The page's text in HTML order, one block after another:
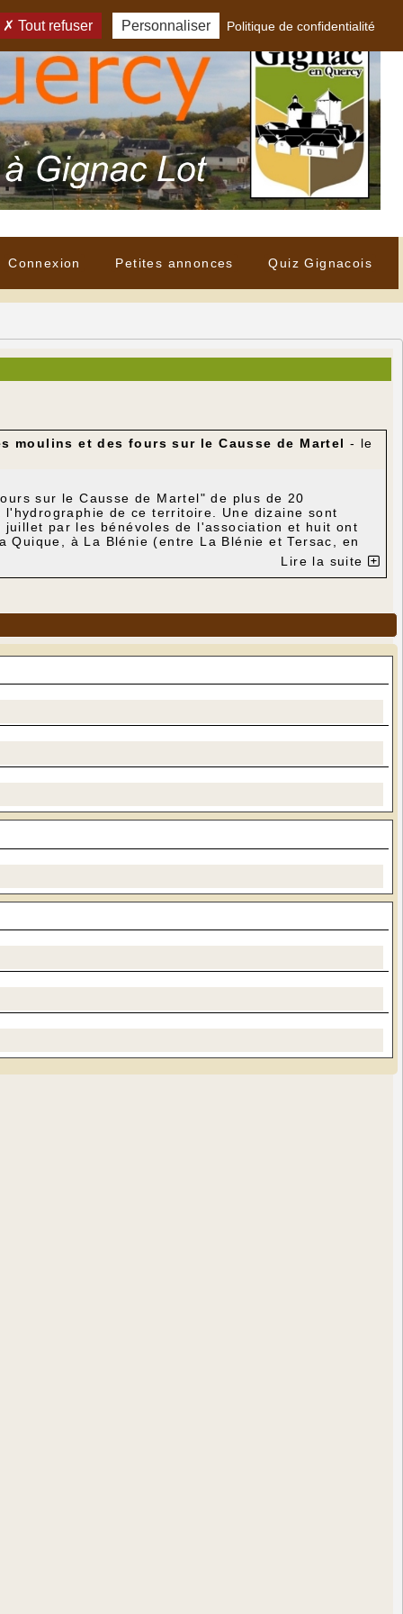
Connexion Petites annonces Quiz Gignacois
moulins et des fours sur le Causse de Martel - le
sur le Causse de Martel" de plus de 20
de ce territoire. Une dizaine sont
par les bénévoles de l'association et huit ont
à La Blénie (entre La Blénie et Tersac, en
et sur le 45e parallèle (au Pech Nègre).
Lire la suite
Tout refuser Personnaliser Politique de confidentialité